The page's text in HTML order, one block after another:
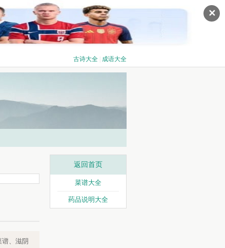
✕
古诗大全 成语大全
、滋阴
返回首页
菜谱大全
药品说明大全